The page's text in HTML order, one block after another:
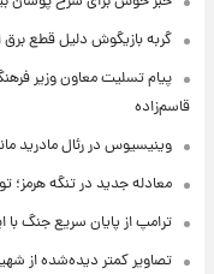
گربه بازیگوش دلیل قطع
پیام تسلیت معاون وزیر
قاسم‌زاده
وینیسیوس در رئال مادرید
معادله جدید در تنگه هرمز؛
ترامپ از پایان سریع جنگ با
تصاویر کمتر دیده‌شده از